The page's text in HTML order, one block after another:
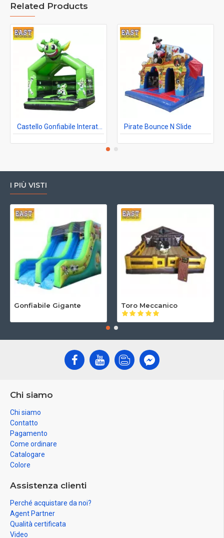
Related Products
Pirate Bounce N Slide
I PIÙ VISTI
Gonfiabile Gigante Toro Meccanico
Chi siamo
Chi siamo
Contatto
Pagamento
Come ordinare
Catalogare
Colore
Assistenza clienti
Perché acquistare da noi?
Agent Partner
Qualità certificata
Video